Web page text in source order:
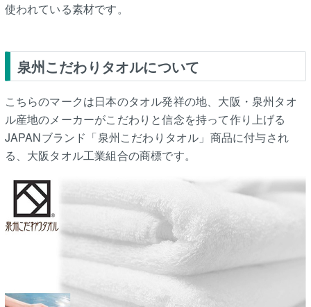
使われている素材です。
泉州こだわりタオルについて
こちらのマークは日本のタオル発祥の地、大阪・泉州タオ
ル産地のメーカーがこだわりと信念を持って作り上げる
JAPANブランド「泉州こだわりタオル」商品に付与され
る、大阪タオル工業組合の商標です。